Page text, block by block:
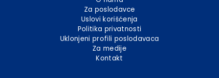
Za poslodavce
Uslovi korišćenja
Politika privatnosti
Uklonjeni profili poslodavaca
Za medije
Kontakt